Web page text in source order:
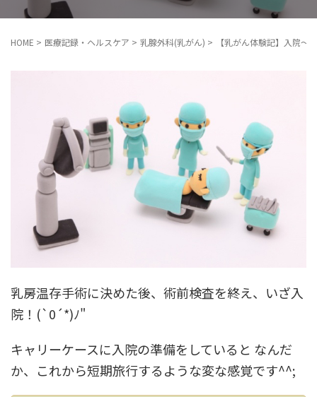
HOME > 医療記録・ヘルスケア > 乳腺外科(乳がん) > 【乳がん体験記】入院～
乳房温存手術に決めた後、術前検査を終え、いざ入
院！(`0´*)ﾉ"
キャリーケースに入院の準備をしていると なんだ
か、これから短期旅行するような変な感覚です^^;